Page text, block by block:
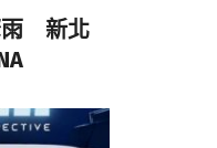
雨 新北